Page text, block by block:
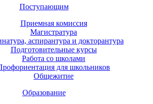
Поступающим
Приемная комиссия
Магистратура
аспирантура и докторантура
Подготовительные курсы
Работа со школами
для школьников
Общежитие
Образование